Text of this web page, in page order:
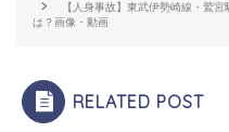
【人身事故】東武伊勢崎線・鷲
は？画像・動画
RELATED POST